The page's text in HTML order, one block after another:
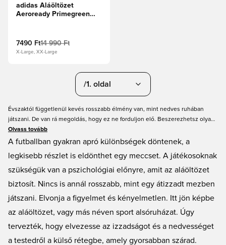
adidas Aláöltözet
Aeroready Primegreen
7490 Ft14 990 Ft
X-Large, XX-Large
/1. oldal
Évszaktól függetlenül kevés rosszabb élmény van, mint nedves ruhában
játszani. De van rá megoldás, hogy ez ne forduljon elő. Beszerezhetsz olyan
aláöltözőt, ami nagyon gyorsan szárad, így tovább maradsz szárazon. A
Unisport aláöltözők széles választékát kínálja, melyek mindegyike a
termékeit, mint például a Nike, az adidas és az Under Armour. Minden
méretben, fazonban és színben. Biztosak vagyunk benne, hogy megtalálod a
számodra megfelelő darabot.
Olvass tovább
A futballban gyakran apró különbségek döntenek, a
legkisebb részlet is eldönthet egy meccset. A játékosoknak
szükségük van a pszichológiai előnyre, amit az aláöltözet
biztosít. Nincs is annál rosszabb, mint egy átizzadt mezben
játszani. Elvonja a figyelmet és kényelmetlen. Itt jön képbe
az aláöltözet, vagy más néven sport alsóruházat. Úgy
tervezték, hogy elvezesse az izzadságot és a nedvességet
a testedről a külső rétegbe, amely gyorsabban szárad.